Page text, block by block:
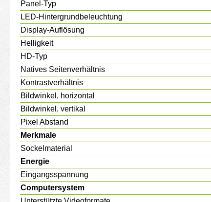
Panel-Typ
LED-Hintergrundbeleuchtung
Display-Auflösung
Helligkeit
HD-Typ
Natives Seitenverhältnis
Kontrastverhältnis
Bildwinkel, horizontal
Bildwinkel, vertikal
Pixel Abstand
Merkmale
Sockelmaterial
Energie
Eingangsspannung
Computersystem